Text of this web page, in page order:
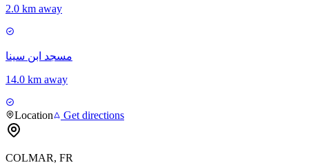
2.0 km away
مسجد ابن سينا
14.0 km away
Location Get directions
COLMAR, FR